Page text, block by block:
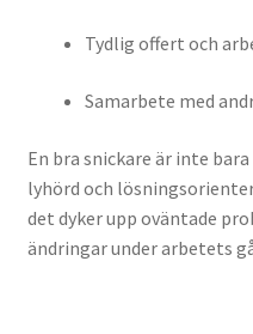
Tydlig offert och
Samarbete med
En bra snickare är inte
lyhörd och
det dyker upp oväntade
ändringar under arbetets